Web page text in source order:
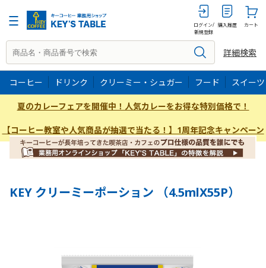
ログイン/
新規登録
購入履歴 カート
詳細検索
コーヒー ドリンク クリーミー・シュガー フード スイーツ
夏のカレーフェアを開催中！人気カレーをお得な特別価格で！
【コーヒー教室や人気商品が抽選で当たる！】1周年記念キャンペーン
KEY クリーミーポーション （4.5mlX55P）